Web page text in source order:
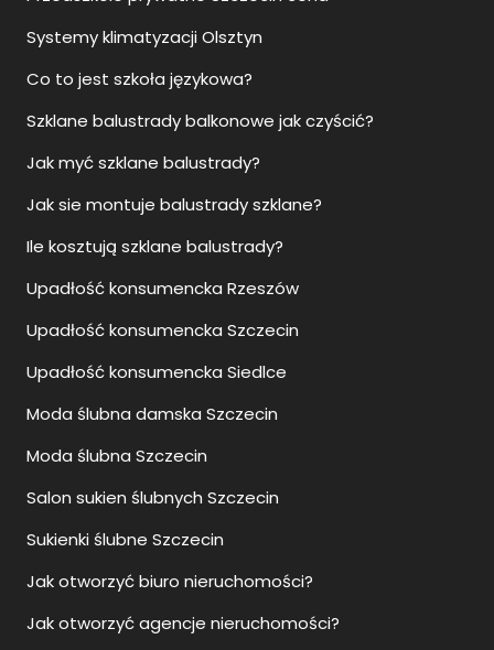
Systemy klimatyzacji Olsztyn
Co to jest szkoła językowa?
Szklane balustrady balkonowe jak czyścić?
Jak myć szklane balustrady?
Jak sie montuje balustrady szklane?
Ile kosztują szklane balustrady?
Upadłość konsumencka Rzeszów
Upadłość konsumencka Szczecin
Upadłość konsumencka Siedlce
Moda ślubna damska Szczecin
Moda ślubna Szczecin
Salon sukien ślubnych Szczecin
Sukienki ślubne Szczecin
Jak otworzyć biuro nieruchomości?
Jak otworzyć agencje nieruchomości?